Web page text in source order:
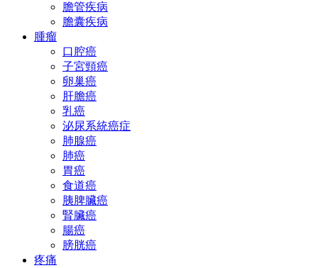
膽管疾病
膽囊疾病
腫瘤
口腔癌
子宮頸癌
卵巢癌
肝膽癌
乳癌
泌尿系統癌症
肺腺癌
肺癌
胃癌
食道癌
胰脾臟癌
腎臟癌
腸癌
膀胱癌
疼痛